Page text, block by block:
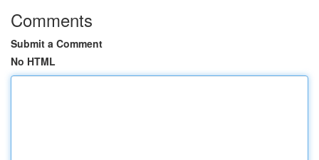
Comments
Submit a Comment
No HTML